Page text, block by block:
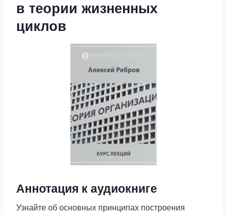
в теории жизненных
циклов
Аннотация к аудиокниге
Узнайте об основных принципах построения